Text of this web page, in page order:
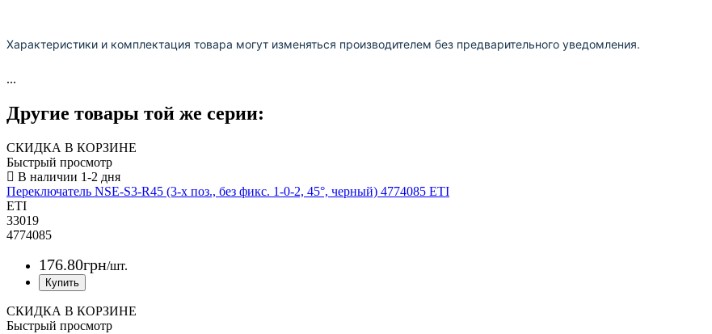
Характеристики и комплектация товара могут изменяться производителем без предварительного уведомления.
...
Другие товары той же серии:
СКИДКА В КОРЗИНЕ
Быстрый просмотр
Переключатель NSE-S3-R45 (3-х поз., без фикс. 1-0-2, 45°, черный) 4774085 ETI
ETI
33019
4774085
176.80грн/шт.
СКИДКА В КОРЗИНЕ
Быстрый просмотр